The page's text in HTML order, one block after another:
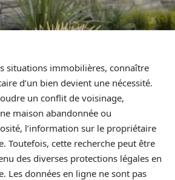
situations immobilières, connaître
d’un bien devient une nécessité.
un conflit de voisinage,
maison abandonnée ou
l’information sur le propriétaire
Toutefois, cette recherche peut être
des diverses protections légales en
Les données en ligne ne sont pas